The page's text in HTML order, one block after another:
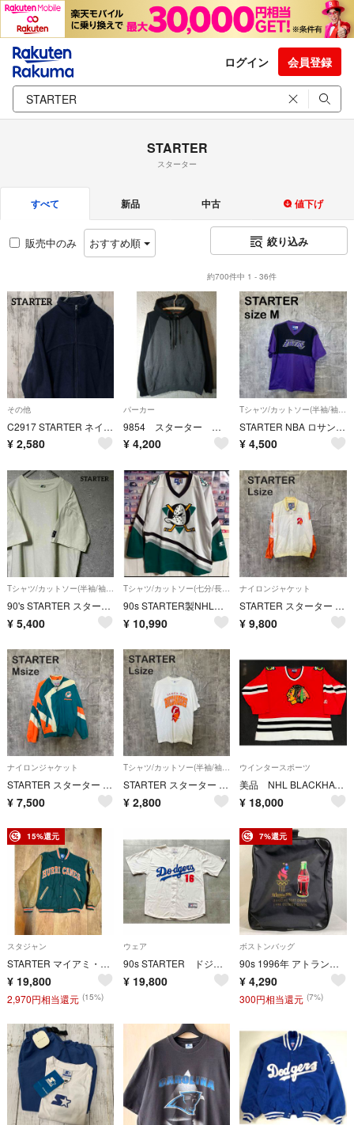
ログイン 会員登録
STARTER
スターター
すべて 新品 中古 値下げ
販売中のみ おすすめ順 絞り込み
約700件中 1 - 36件
その他
C2917 STARTER ネイビー フリースジャケット フルジップ
¥ 2,580
パーカー
9854 スターター ラグラン プルオーバー スウェット パーカー 2トーン
¥ 4,200
Tシャツ/カットソー(半袖/袖なし)
STARTER NBA ロサンゼルス レイカーズ Mサイズ メッシュ 半袖Tシャツ ブラック パープル バスケ USA
¥ 4,500
Tシャツ/カットソー(半袖/袖なし)
90's STARTER スターター Tシャツ 半袖 ホワイト ワンポイント L
¥ 5,400
Tシャツ/カットソー(七分/長袖)
90s STARTER製NHLマイティダックスアナハイムゲームシャツユニフォーム
¥ 10,990
ナイロンジャケット
STARTER スターター Lサイズ NFL バッカニアーズ ナイロンジャケット 韓国製 刺繍 ビッグロゴ ヴィンテージ
¥ 9,800
ナイロンジャケット
STARTER スターター NFL PRO LINE ドルフィンズ Mサイズ ナイロンジャケット 刺繍 ビッグロゴ ヴィンテージ
¥ 7,500
Tシャツ/カットソー(半袖/袖なし)
STARTER スターター Lサイズ USA製 NFL TAMPA BAY BUCCANEERS 半袖Tシャツ ビッグロゴ
¥ 2,800
ウインタースポーツ
美品 NHL BLACKHAWKS シカゴ・ブラックホークス starterタグ ゲームシャツ サイズ XL
¥ 18,000
15%還元
スタジャン
STARTER マイアミ・ハリケーンズ レザー切替スタジャン
¥ 19,800
2,970円相当還元 (15%)
ウェア
90s STARTER ドジャース 野茂英雄 ユニフォーム 16番 当時物 ヴィンテージ 大谷翔平
¥ 19,800
7%還元
ボストンバッグ
90s 1996年 アトランタオリンピック 記念モデル ダッフルバッグ ボストン Coca-Cola 企業 プリント 大容量 Starter VINTAGE ブラック F646
¥ 4,290
300円相当還元 (7%)